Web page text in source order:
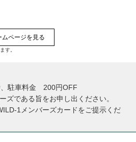
す。
ムページを見る
、駐車料金 200円OFF
ズである旨をお申し出ください。
1メンバーズカードをご提示くだ